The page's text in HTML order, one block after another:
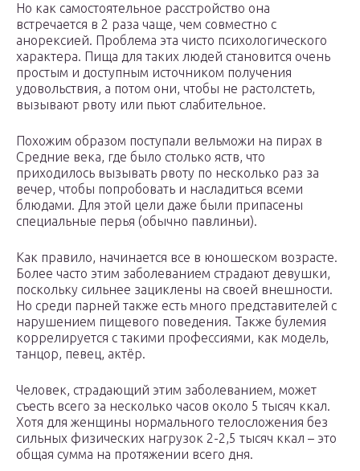
Но как самостоятельное расстройство она
встречается в 2 раза чаще, чем совместно с
анорексией. Проблема эта чисто психологического
характера. Пища для таких людей становится очень
простым и доступным источником получения
удовольствия, а потом они, чтобы не растолстеть,
вызывают рвоту или пьют слабительное.
Похожим образом поступали вельможи на пирах в
Средние века, где было столько яств, что
приходилось вызывать рвоту по несколько раз за
вечер, чтобы попробовать и насладиться всеми
блюдами. Для этой цели даже были припасены
специальные перья (обычно павлиньи).
Как правило, начинается все в юношеском возрасте.
Более часто этим заболеванием страдают девушки,
поскольку сильнее зациклены на своей внешности.
Но среди парней также есть много представителей с
нарушением пищевого поведения. Также булемия
коррелируется с такими профессиями, как модель,
танцор, певец, актёр.
Человек, страдающий этим заболеванием, может
съесть всего за несколько часов около 5 тысяч ккал.
Хотя для женщины нормального телосложения без
сильных физических нагрузок 2-2,5 тысяч ккал – это
общая сумма на протяжении всего дня.